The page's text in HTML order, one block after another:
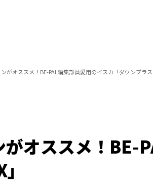
がオススメ！BE-PAL編集部員愛用のイスカ「ダウンプラス
オススメ！BE-